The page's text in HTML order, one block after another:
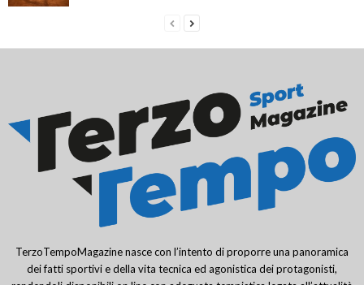
TerzoTempoMagazine nasce con l’intento di proporre una panoramica
dei fatti sportivi e della vita tecnica ed agonistica dei protagonisti,